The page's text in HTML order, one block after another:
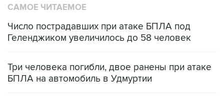
САМОЕ ЧИТАЕМОЕ
Число пострадавших при атаке БПЛА под
Геленджиком увеличилось до 58 человек
Три человека погибли, двое ранены при атаке
БПЛА на автомобиль в Удмуртии